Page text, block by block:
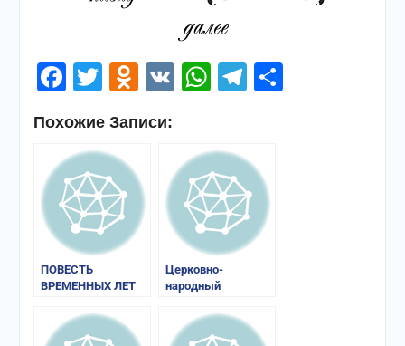
Facebook
Twitter
Odnoklassniki
VKWhatsApp
Telegram
Похожие Записи:
ПОВЕСТЬ
ВРЕМЕННЫХ ЛЕТ
Церковно-
народный